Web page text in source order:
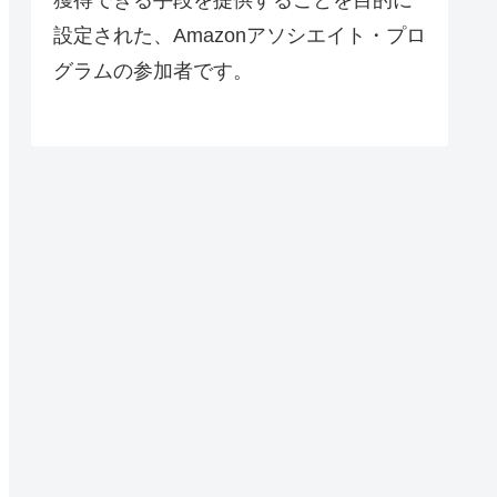
設定された、Amazonアソシエイト・プロ
グラムの参加者です。